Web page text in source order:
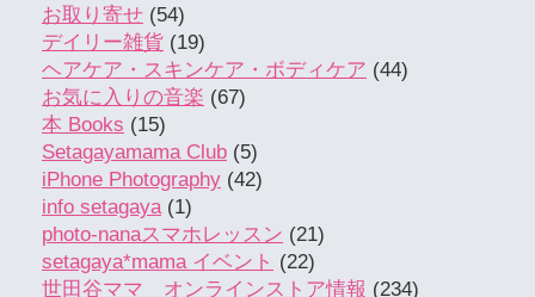
お取り寄せ (54)
デイリー雑貨 (19)
ヘアケア・スキンケア・ボディケア (44)
お気に入りの音楽 (67)
本 Books (15)
Setagayamama Club (5)
iPhone Photography (42)
info setagaya(1)
photo-nanaスマホレッスン (21)
setagaya*mama イベント (22)
世田谷ママ オンラインストア情報 (234)